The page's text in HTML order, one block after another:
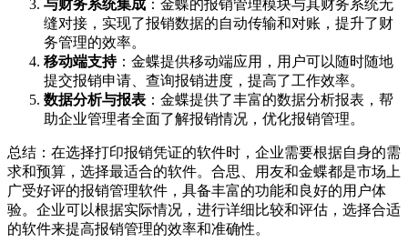
与财务系统集成 ：金蝶的报销管理模块与其财务系统无
缝对接，实现了报销数据的自动传输和对账，提升了财
务管理的效率。
移动端支持：金蝶提供移动端应用，用户可以随时随地
提交报销申请、查询报销进度，提高了工作效率。
数据分析与报表 ：金蝶提供了丰富的数据分析报表，帮
助企业管理者全面了解报销情况，优化报销管理。
总结：在选择打印报销凭证的软件时，企业需要根据自身的需
求和预算，选择最适合的软件。合思、用友和金蝶都是市场上
广受好评的报销管理软件，具备丰富的功能和良好的用户体
验。企业可以根据实际情况，进行详细比较和评估，选择合适
的软件来提高报销管理的效率和准确性。